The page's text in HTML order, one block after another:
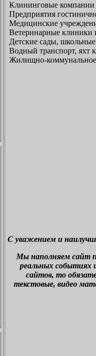
Клининговые компании
Предприятия
Медицинские
Ветеринарные клиники
Детские сады,
Водный транспорт,
Жилищно-коммунальное
С уважением и
Мы наполняем сайт
реальных событиях
сайтов, то
текстовые, видео